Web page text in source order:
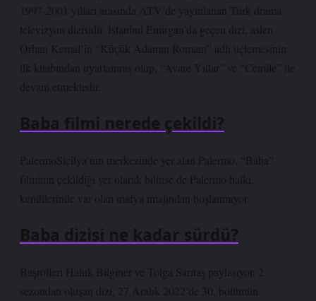
1997-2001 yılları arasında ATV’de yayınlanan Türk drama
televizyon dizisidir. İstanbul Emirgan’da geçen dizi, aslen
Orhan Kemal’in “Küçük Adamın Romanı” adlı üçlemesinin
ilk kitabından uyarlanmış olup, “Avare Yıllar” ve “Cemile” ile
devam etmektedir.
Baba filmi nerede çekildi?
PalermoSicilya’nın merkezinde yer alan Palermo, “Baba”
filminin çekildiği yer olarak bilinse de Palermo halkı,
kendilerinde var olan mafya imajından hoşlanmıyor.
Baba dizisi ne kadar sürdü?
Başrolleri Haluk Bilginer ve Tolga Sarıtaş paylaşıyor. 2
sezondan oluşan dizi, 27 Aralık 2022’de 30. bölümün